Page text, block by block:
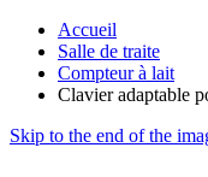
Accueil
Salle de traite
Compteur à lait
Clavier adaptable
Skip to the end of the